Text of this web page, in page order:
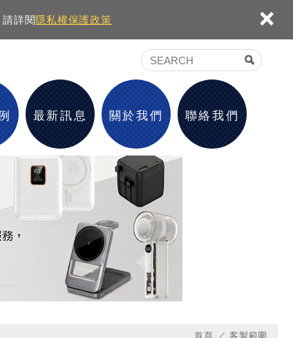
詳閱隱私權保護政策 ×
最新訊息 關於我們 聯絡我們
首頁 客製範圍